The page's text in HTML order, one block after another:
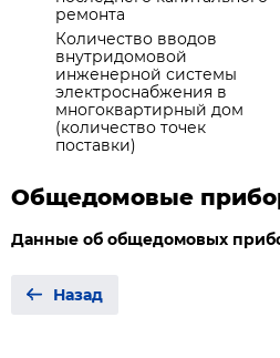
ремонта
Количество вводов
внутридомовой
инженерной системы
электроснабжения в
многоквартирный дом
(количество точек
поставки)
Общедомовые
Данные об общедомовых
Назад